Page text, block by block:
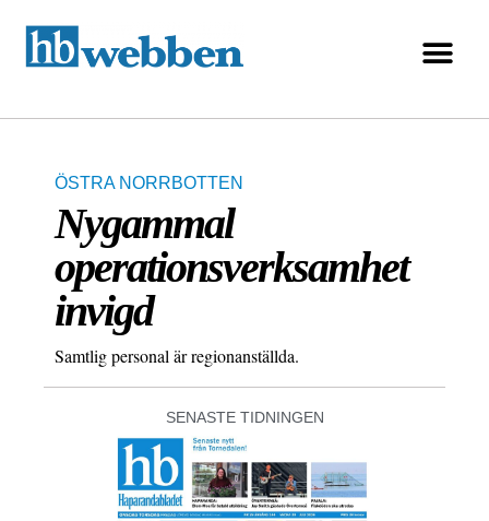
ÖSTRA NORRBOTTEN
Nygammal
operationsverksamhet
invigd
Samtlig personal är regionanställda.
SENASTE TIDNINGEN